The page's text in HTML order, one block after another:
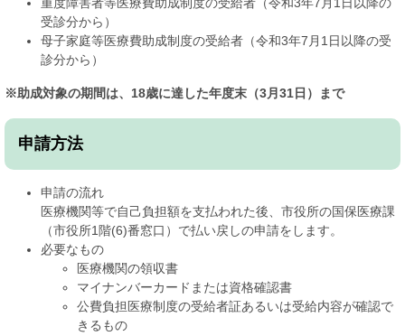
受診分から）
母子家庭等医療費助成制度の受給者（令和3年7月1日以降の受
診分から）
※助成対象の期間は、18歳に達した年度末（3月31日）まで
申請方法
申請の流れ
医療機関等で自己負担額を支払われた後、市役所の国保医療課
（市役所1階(6)番窓口）で払い戻しの申請をします。
必要なもの
医療機関の領収書
マイナンバーカードまたは資格確認書
公費負担医療制度の受給者証あるいは受給内容が確認で
きるもの